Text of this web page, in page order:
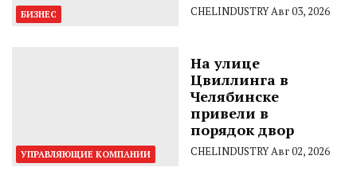
БИЗНЕС CHELINDUSTRYАвг 03, 2026
УПРАВЛЯЮЩИЕ КОМПАНИИ
На улице
Цвиллинга в
Челябинске
привели в
порядок двор
CHELINDUSTRYАвг 02, 2026